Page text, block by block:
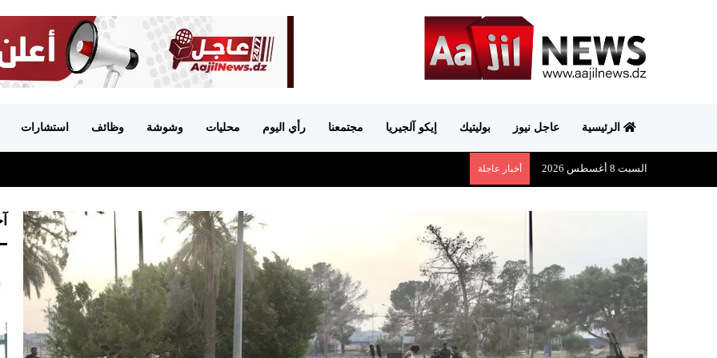
الرئيسية عاجل نيوز بوليتيك إيكو آلجيريا مجتمعنا رأي اليوم محليات وشوشة وظائف استشارات
السبت 8 أغسطس 2026 أخبار عاجلة